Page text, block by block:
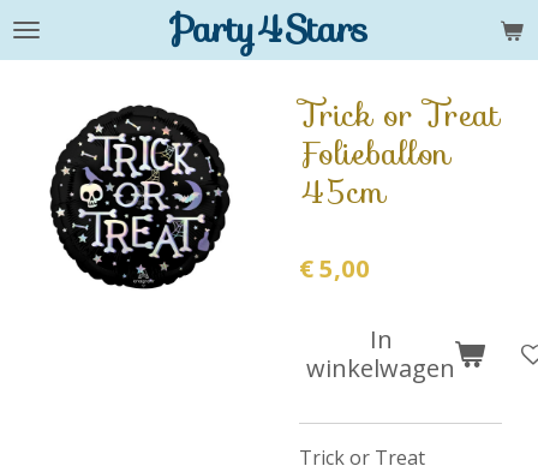
Ga
hoofdinhoud
Party4Stars
Trick or Treat
Folieballon
45cm
€ 5,00
In
winkelwagen
Trick or Treat